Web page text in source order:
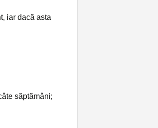
iar dacă asta
săptămâni;